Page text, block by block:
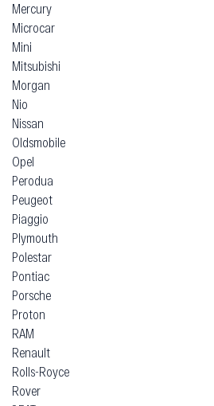
Mercury
Microcar
Mini
Mitsubishi
Morgan
Nio
Nissan
Oldsmobile
Opel
Perodua
Peugeot
Piaggio
Plymouth
Polestar
Pontiac
Porsche
Proton
RAM
Renault
Rolls-Royce
Rover